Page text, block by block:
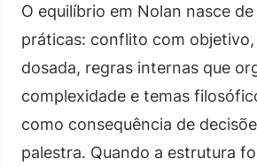
O equilíbrio em Nolan nasce
práticas: conflito com
dosada, regras internas que
complexidade e temas
como consequência de
palestra. Quando a estrutura